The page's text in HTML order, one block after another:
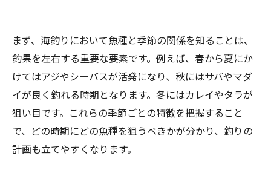
まず、海釣りにおいて魚種と季節の関係を知ることは、
釣果を左右する重要な要素です。例えば、春から夏にか
けてはアジやシーバスが活発になり、秋にはサバやマダ
イが良く釣れる時期となります。冬にはカレイやタラが
狙い目です。これらの季節ごとの特徴を把握すること
で、どの時期にどの魚種を狙うべきかが分かり、釣りの
計画も立てやすくなります。